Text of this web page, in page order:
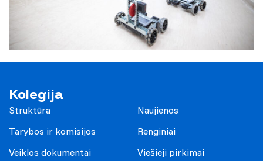
Kolegija
Struktūra
Tarybos ir komisijos
Veiklos dokumentai
Naujienos
Renginiai
Viešieji pirkimai